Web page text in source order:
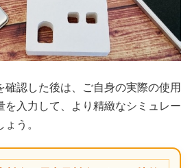
確認した後は、ご自身の実際の使用
を入力して、より精緻なシミュレー
う。